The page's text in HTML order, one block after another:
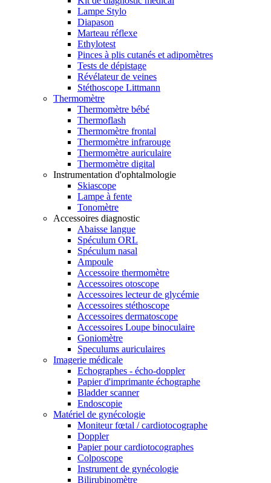
Lampe Stylo
Diapason
Marteau réflexe
Ethylotest
Pinces à plis cutanés et adipomètres
Tests de dépistage
Révélateur de veines
Stéthoscope Littmann
Thermomètre
Thermomètre bébé
Thermoflash
Thermomètre frontal
Thermomètre infrarouge
Thermomètre auriculaire
Thermomètre digital
Instrumentation d'ophtalmologie
Skiascope
Lampe à fente
Tonomètre
Accessoires diagnostic
Abaisse langue
Spéculum ORL
Spéculum nasal
Ampoule
Accessoire thermomètre
Accessoires otoscope
Accessoires lecteur de glycémie
Accessoires stéthoscope
Accessoires dermatoscope
Accessoires Loupe binoculaire
Goniomètre
Speculums auriculaires
Imagerie médicale
Echographes - écho-doppler
Papier d'imprimante échographe
Bladder scanner
Endoscopie
Matériel de gynécologie
Moniteur fœtal / cardiotocographe
Doppler
Papier pour cardiotocographes
Colposcope
Instrument de gynécologie
Bilirubinomètre